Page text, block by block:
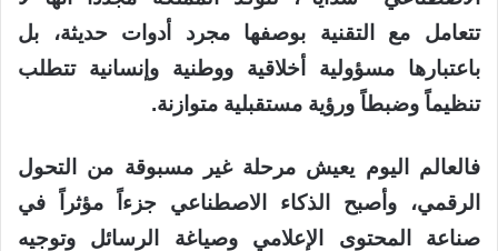
تتعامل مع التقنية بوصفها مجرد أدوات حديثة، بل
باعتبارها مسؤولية أخلاقية ووطنية وإنسانية تتطلب
تنظيماً وضبطاً ورؤية مستقبلية متوازنة.
فالعالم اليوم يعيش مرحلة غير مسبوقة من التحول
الرقمي، وأصبح الذكاء الاصطناعي جزءاً مؤثراً في
صناعة المحتوى الإعلامي وصياغة الرسائل وتوجيه